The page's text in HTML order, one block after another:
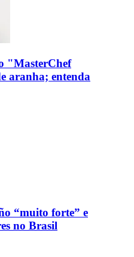
"MasterChef
aranha; entenda
“muito forte” e
no Brasil